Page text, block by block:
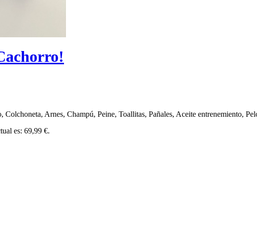
Colchoneta, Arnes, Champú, Peine, Toallitas, Pañales, Aceite entrenemiento,
es: 69,99 €.